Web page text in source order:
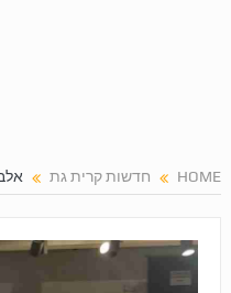
HOME חדשות קרית גת